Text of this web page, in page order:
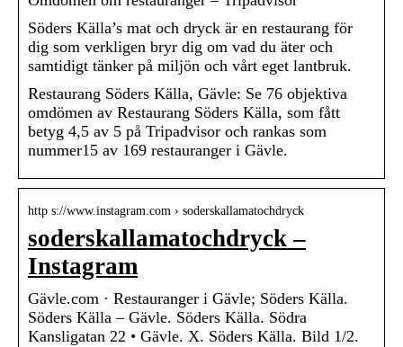
Söders Källa’s mat och dryck är en restaurang för
dig som verkligen bryr dig om vad du äter och
samtidigt tänker på miljön och vårt eget lantbruk.
Restaurang Söders Källa, Gävle: Se 76 objektiva
omdömen av Restaurang Söders Källa, som fått
betyg 4,5 av 5 på Tripadvisor och rankas som
nummer15 av 169 restauranger i Gävle.
http s://www.instagram.com › soderskallamatochdryck
soderskallamatochdryck –
Instagram
Gävle.com · Restauranger i Gävle; Söders Källa.
Söders Källa – Gävle. Söders Källa. Södra
Kansligatan 22 • Gävle. X. Söders Källa. Bild 1/2.